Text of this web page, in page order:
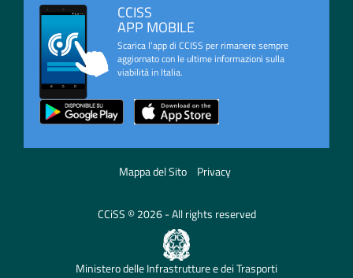
CCISS
APP MOBILE
Scarica l'app di CCISS per rimanere sempre
aggiornato con le ultime informazioni sulla
viabilità in Italia.
Mappa del Sito Privacy
CCiSS © 2026 - All rights reserved
Ministero delle Infrastrutture e dei Trasporti